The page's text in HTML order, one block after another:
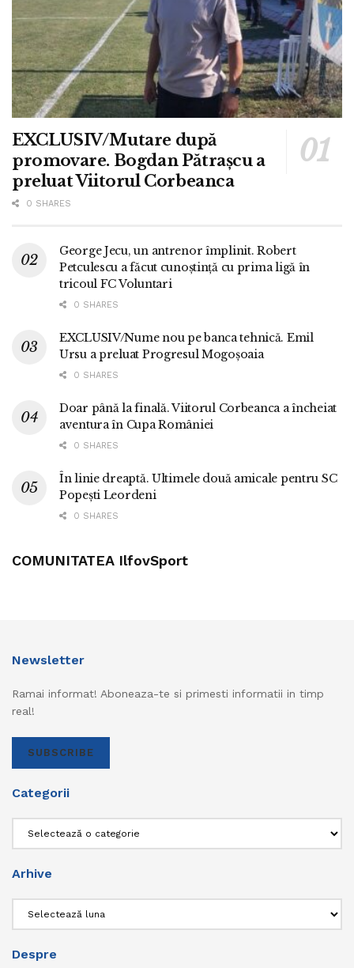
EXCLUSIV/Mutare după
promovare. Bogdan Pătrașcu a
preluat Viitorul Corbeanca
0 SHARES
George Jecu, un antrenor împlinit. Robert
Petculescu a făcut cunoștință cu prima ligă în
tricoul FC Voluntari
0 SHARES
EXCLUSIV/Nume nou pe banca tehnică. Emil
Ursu a preluat Progresul Mogoșoaia
0 SHARES
Doar până la finală. Viitorul Corbeanca a încheiat
aventura în Cupa României
0 SHARES
În linie dreaptă. Ultimele două amicale pentru SC
Popești Leordeni
0 SHARES
COMUNITATEA IlfovSport
Newsletter
Ramai informat! Aboneaza-te si primesti informatii in timp
real!
SUBSCRIBE
Categorii
Arhive
Despre